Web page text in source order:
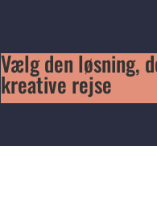
Vælg den løsning,
kreative rejse